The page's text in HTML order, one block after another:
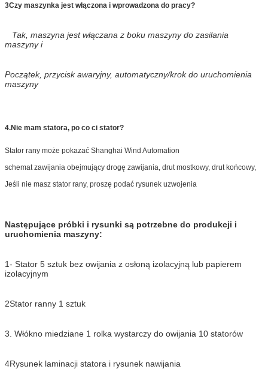
3Czy maszynka jest włączona i wprowadzona do pracy?
Tak, maszyna jest włączana z boku maszyny do zasilania
maszyny i
Początek, przycisk awaryjny, automatyczny/krok do uruchomienia
maszyny
4.Nie mam statora, po co ci stator?
Stator rany może pokazać Shanghai Wind Automation
schemat zawijania obejmujący drogę zawijania, drut mostkowy, drut końcowy,
Jeśli nie masz stator rany, proszę podać rysunek uzwojenia
Następujące próbki i rysunki są potrzebne do produkcji i
uruchomienia maszyny:
1- Stator 5 sztuk bez owijania z osłoną izolacyjną lub papierem
izolacyjnym
2Stator ranny 1 sztuk
3. Włókno miedziane 1 rolka wystarczy do owijania 10 statorów
4Rysunek laminacji statora i rysunek nawijania